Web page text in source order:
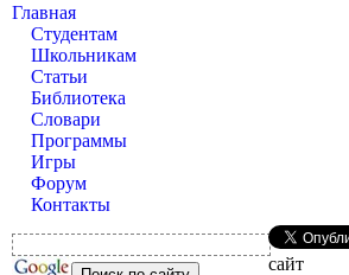
Главная
Студентам
Школьникам
Статьи
Библиотека
Словари
Программы
Игры
Форум
Контакты
сайт